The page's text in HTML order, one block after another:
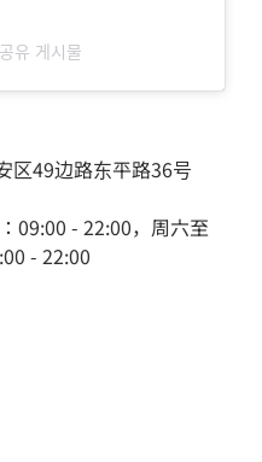
유 게시물
区49边路东平路36号
09:00 - 22:00，周六至
- 22:00